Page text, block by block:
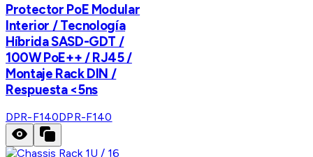
Protector PoE Modular
Interior / Tecnología
Híbrida SASD-GDT /
100W PoE++ / RJ45 /
Montaje Rack DIN /
Respuesta <5ns
DPR-F140DPR-F140